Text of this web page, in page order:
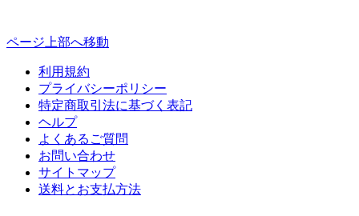
ページ上部へ移動
利用規約
プライバシーポリシー
特定商取引法に基づく表記
ヘルプ
よくあるご質問
お問い合わせ
サイトマップ
送料とお支払方法